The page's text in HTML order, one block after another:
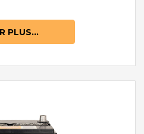
PLUS...